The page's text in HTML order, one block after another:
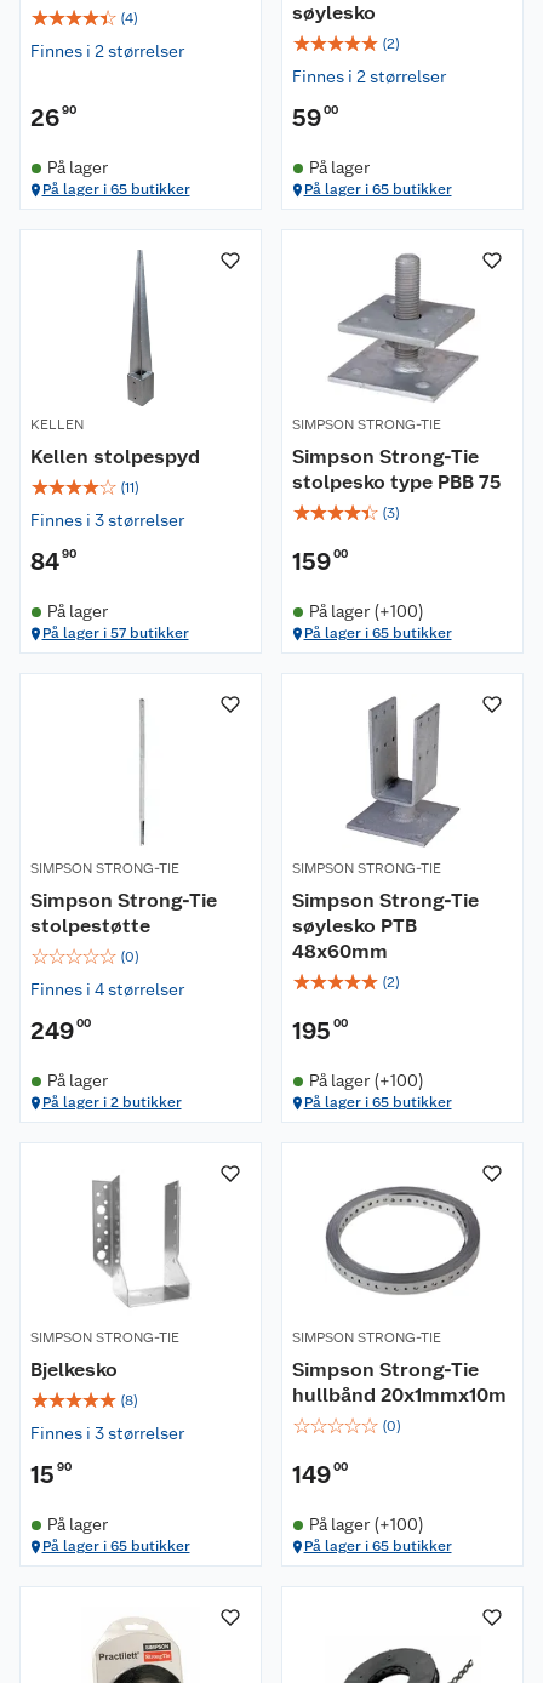
☆☆☆☆☆ (4)
Finnes i 2 størrelser
2690
På lager
På lager i 65 butikker
søylesko
☆☆☆☆☆ (2)
Finnes i 2 størrelser
5900
På lager
På lager i 65 butikker
KELLEN
Kellen stolpespyd
☆☆☆☆☆ (11)
Finnes i 3 størrelser
8490
På lager
På lager i 57 butikker
SIMPSON STRONG-TIE
Simpson Strong-Tie
stolpesko type PBB 75
☆☆☆☆☆ (3)
15900
På lager (+100)
På lager i 65 butikker
SIMPSON STRONG-TIE
Simpson Strong-Tie
stolpestøtte
☆☆☆☆☆ (0)
Finnes i 4 størrelser
24900
På lager
På lager i 2 butikker
SIMPSON STRONG-TIE
Simpson Strong-Tie
søylesko PTB
48x60mm
☆☆☆☆☆ (2)
195 00
På lager (+100)
På lager i 65 butikker
SIMPSON STRONG-TIE
Bjelkesko
☆☆☆☆☆ (8)
Finnes i 3 størrelser
15 90
På lager
På lager i 65 butikker
SIMPSON STRONG-TIE
Simpson Strong-Tie
hullbånd 20x1mmx10m
☆☆☆☆☆ (0)
14900
På lager (+100)
På lager i 65 butikker